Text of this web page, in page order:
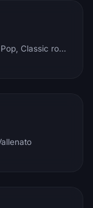
Dance, Rock, R'n'b, Disco, Pop, Classic rock, Techno, Reggae